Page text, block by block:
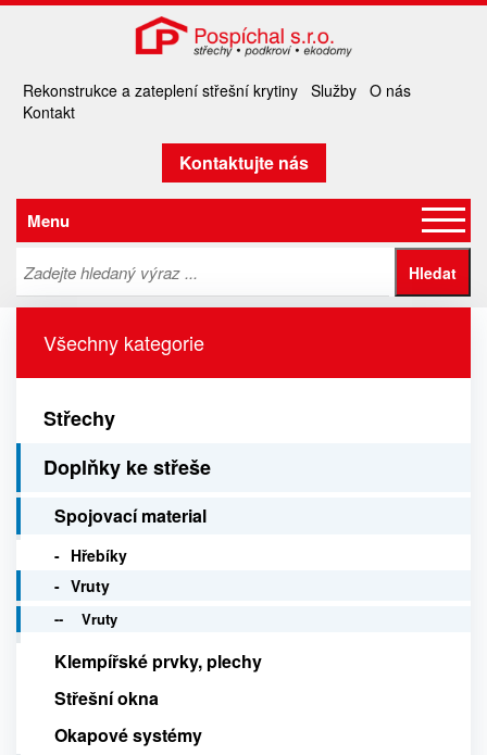
Rekonstrukce a zateplení střešní krytiny Služby O nás
Kontakt
Kontaktujte nás
Menu
Všechny kategorie
Střechy
Doplňky ke střeše
Spojovací material
Hřebíky
Vruty
Vruty
Klempířské prvky, plechy
Střešní okna
Okapové systémy